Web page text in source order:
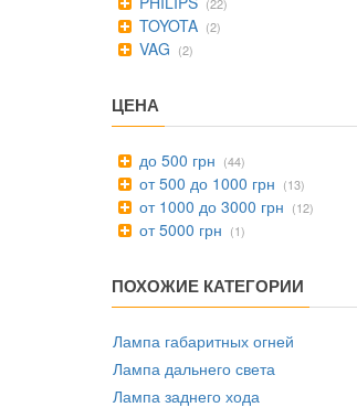
TOYOTA (2)
VAG (2)
ЦЕНА
до 500 грн (44)
от 500 до 1000 грн (13)
от 1000 до 3000 грн (12)
от 5000 грн (1)
ПОХОЖИЕ КАТЕГОРИИ
Лампа габаритных огней
Лампа дальнего света
Лампа заднего хода